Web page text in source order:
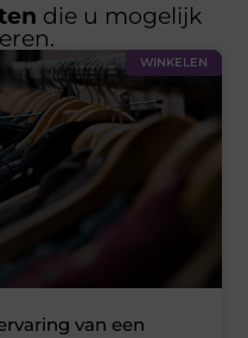
die u mogelijk
WINKELEN
van een